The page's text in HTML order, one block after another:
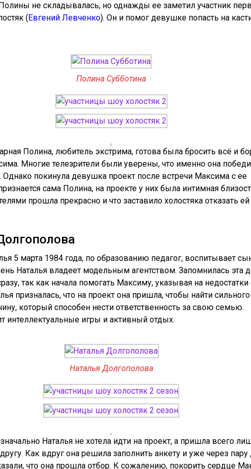
не складывалась, но однажды ее заметил участник
(Евгений Левченко). Он и помог девушке попасть на
Полина Субботина
Полина, любитель экстрима, готова была бросить всё и
Многие телезрители были уверены, что именно она
Однако покинула девушка проект после встречи Максима с ее
сама Полина, на проекте у них была интимная
прошла прекрасно и что заставило холостяка отказать
5 марта 1984 года, по образованию педагог, воспитывает
Наталья владеет модельным агентством. Запомнилась эта
так как начала помогать Максиму, указывая на недостатки
призналась, что на проект она пришла, чтобы найти сильного
который способен нести ответственность за свою семью.
интеллектуальные игры и активный отдых.
Наталья Долгополова
Наталья не хотела идти на проект, а пришла всего
Как вдруг она решила заполнить анкету и уже через пару
что она прошла отбор. К сожалению, покорить сердце